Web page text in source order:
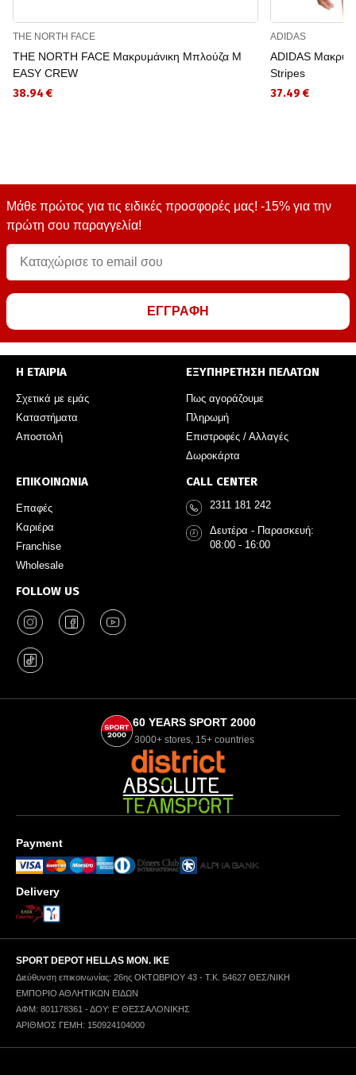
THE NORTH FACE
THE NORTH FACE Μακρυμάνικη Μπλούζα M
EASY CREW
38.94 €
ADIDAS
ADIDAS
Stripes
37.49 €
Μάθε πρώτος για τις ειδικές προσφορές μας! -15% για την
πρώτη σου παραγγελία!
ΕΓΓΡΑΦΗ
Η ΕΤΑΙΡΙΑ
Σχετικά με εμάς
Καταστήματα
Αποστολή
ΕΞΥΠΗΡΕΤΗΣΗ ΠΕΛΑΤΩΝ
Πως αγοράζουμε
Πληρωμή
Επιστροφές / Αλλαγές
Δωροκάρτα
ΕΠΙΚΟΙΝΩΝΙΑ
Επαφές
Καριέρα
Franchise
Wholesale
FOLLOW US
CALL CENTER
2311 181 242
Δευτέρα - Παρασκευή:
08:00 - 16:00
60 YEARS SPORT 2000
3000+ stores, 15+ countries
Payment
Delivery
SPORT DEPOT HELLAS ΜΟΝ. ΙΚΕ
Διεύθυνση επικοινωνίας: 26ης ΟΚΤΩΒΡΙΟΥ 43 - Τ.Κ. 54627 ΘΕΣ/ΝΙΚΗ
ΕΜΠΟΡΙΟ ΑΘΛΗΤΙΚΩΝ ΕΙΔΩΝ
ΑΦΜ: 801178361 - ΔΟΥ: Ε' ΘΕΣΣΑΛΟΝΙΚΗΣ
ΑΡΙΘΜΟΣ ΓΕΜΗ: 150924104000